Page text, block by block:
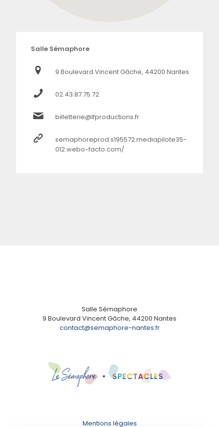
Salle Sémaphore
9 Boulevard Vincent Gâche, 44200 Nantes
02.43.87.75.72
billetterie@lfproductions.fr
semaphoreprod.s195572.mediapilote35-
012.webo-facto.com/
Salle Sémaphore
9 Boulevard Vincent Gâche, 44200 Nantes
contact@semaphore-nantes.fr
Mentions légales